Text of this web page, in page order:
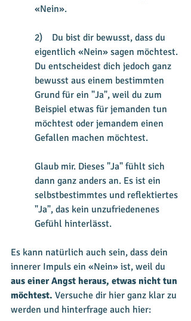
«Nein».
2)    Du bist dir bewusst, dass du
eigentlich «Nein» sagen möchtest.
Du entscheidest dich jedoch ganz
bewusst aus einem bestimmten
Grund für ein "Ja", weil du zum
Beispiel etwas für jemanden tun
möchtest oder jemandem einen
Gefallen machen möchtest.
Glaub mir. Dieses "Ja" fühlt sich
dann ganz anders an. Es ist ein
selbstbestimmtes und reflektiertes
"Ja", das kein unzufriedenenes
Gefühl hinterlässt.
Es kann natürlich auch sein, dass dein
innerer Impuls ein «Nein» ist, weil du
aus einer Angst heraus, etwas nicht tun
möchtest. Versuche dir hier ganz klar zu
werden und hinterfrage auch hier: